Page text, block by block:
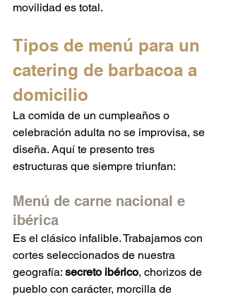
movilidad es total.
Tipos de menú para un
catering de barbacoa a
domicilio
La comida de un cumpleaños o
celebración adulta no se improvisa, se
diseña. Aquí te presento tres
estructuras que siempre triunfan:
Menú de carne nacional e
ibérica
Es el clásico infalible. Trabajamos con
cortes seleccionados de nuestra
geografía: secreto ibérico, chorizos de
pueblo con carácter, morcilla de